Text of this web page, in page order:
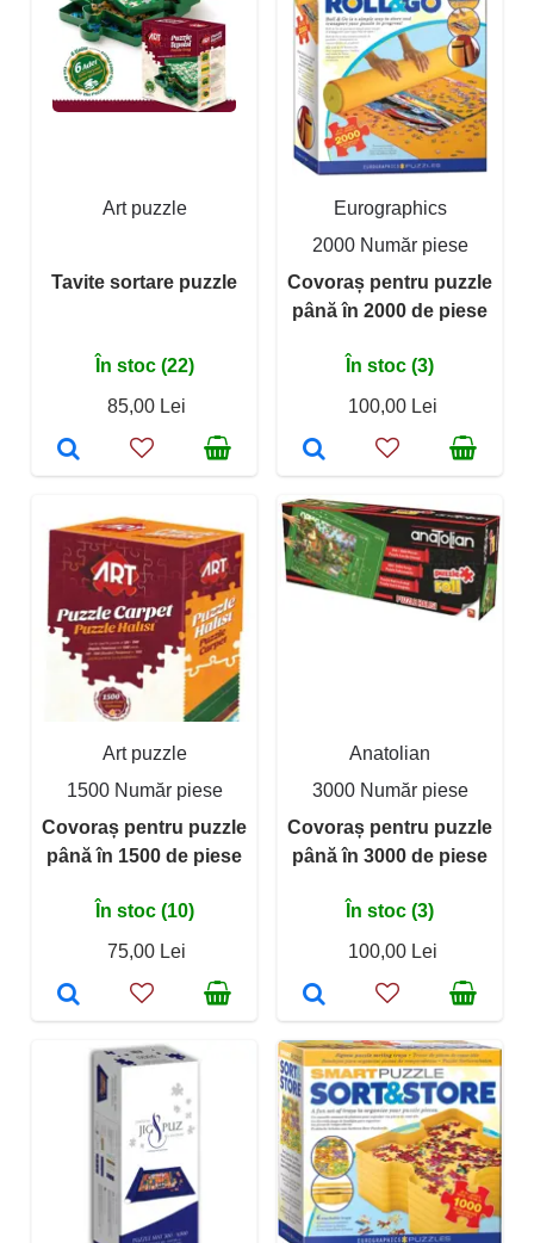
Art puzzle
Tavite sortare puzzle
În stoc (22)
85,00 Lei
Eurographics
2000 Număr piese
Covoraș pentru puzzle
până în 2000 de piese
În stoc (3)
100,00 Lei
Art puzzle
1500 Număr piese
Covoraș pentru puzzle
până în 1500 de piese
În stoc (10)
75,00 Lei
Anatolian
3000 Număr piese
Covoraș pentru puzzle
până în 3000 de piese
În stoc (3)
100,00 Lei